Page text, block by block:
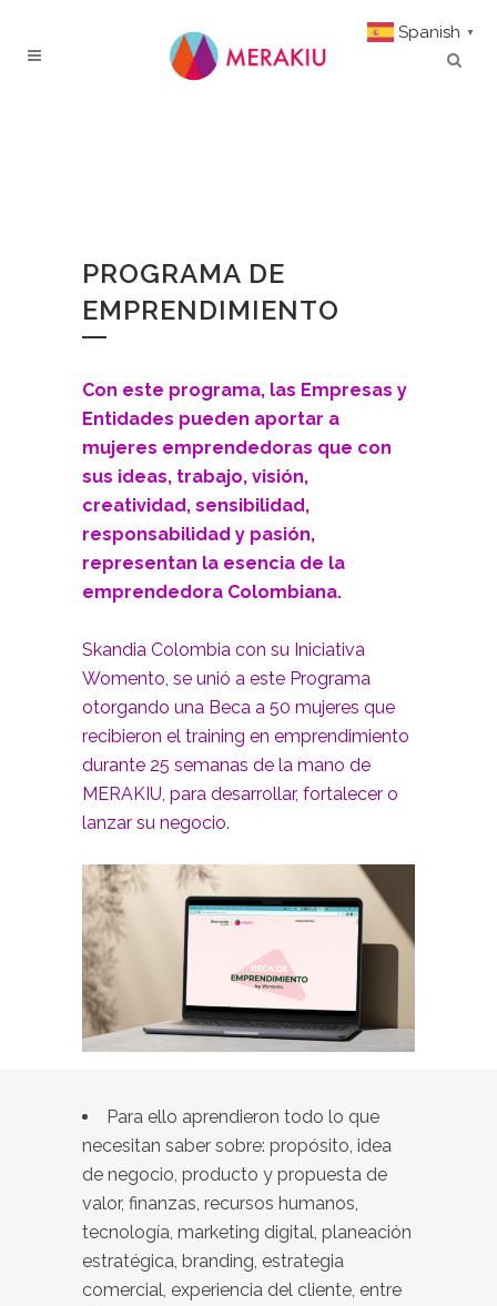
PROGRAMA DE
EMPRENDIMIENTO
Con este programa, las Empresas y
Entidades pueden aportar a
mujeres emprendedoras que con
sus ideas, trabajo, visión,
creatividad, sensibilidad,
responsabilidad y pasión,
representan la esencia de la
emprendedora Colombiana.
Skandia Colombia con su Iniciativa
Womento, se unió a este Programa
otorgando una Beca a 50 mujeres que
recibieron el training en emprendimiento
durante 25 semanas de la mano de
MERAKIU, para desarrollar, fortalecer o
lanzar su negocio.
Para ello aprendieron todo lo que
necesitan saber sobre: propósito, idea
de negocio, producto y propuesta de
valor, finanzas, recursos humanos,
tecnología, marketing digital, planeación
estratégica, branding, estrategia
comercial, experiencia del cliente, entre
Spanish ▼